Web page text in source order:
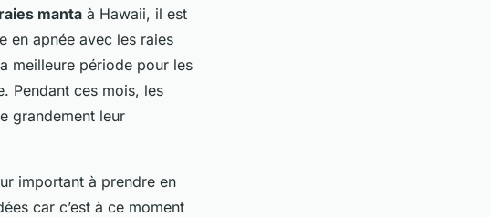
raies manta à Hawaii, il est
en apnée avec les raies
meilleure période pour les
Pendant ces mois, les
grandement leur
important à prendre en
car c’est à ce moment